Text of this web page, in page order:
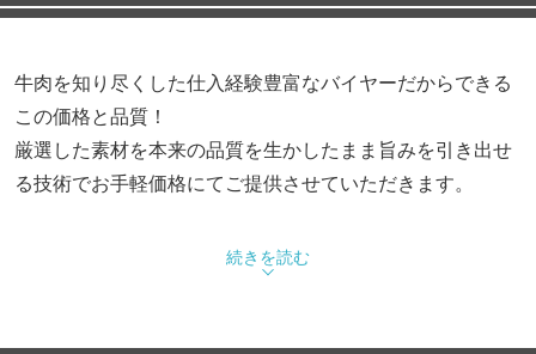
牛肉を知り尽くした仕入経験豊富なバイヤーだからできる
この価格と品質！
厳選した素材を本来の品質を生かしたまま旨みを引き出せ
る技術でお手軽価格にてご提供させていただきます。
【新型コロナ感染予防対策について】
当店では、店内の消毒や換気を始め、仕切板の設置、スタ
続きを読む